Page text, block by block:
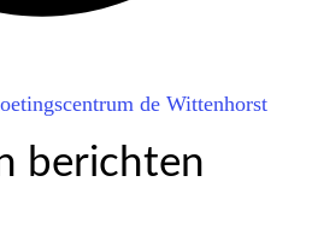
de Wittenhorst
berichten